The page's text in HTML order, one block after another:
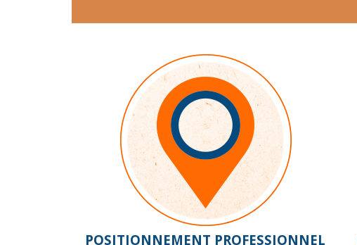
POSITIONNEMENT PROFESSIONNEL